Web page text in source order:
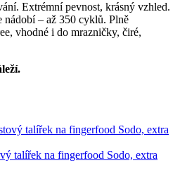
Extrémní pevnost, krásný vzhled.
nádobí – až 350 cyklů. Plně
vhodné i do mrazničky, čiré,
talířek na fingerfood Sodo, extra